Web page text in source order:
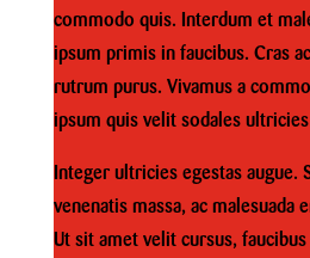
commodo quis. Interdum et
ipsum primis in faucibus. Cras
rutrum purus. Vivamus a
ipsum quis velit sodales
Integer ultricies egestas augue.
venenatis massa, ac malesuada
Ut sit amet velit cursus, faucibus